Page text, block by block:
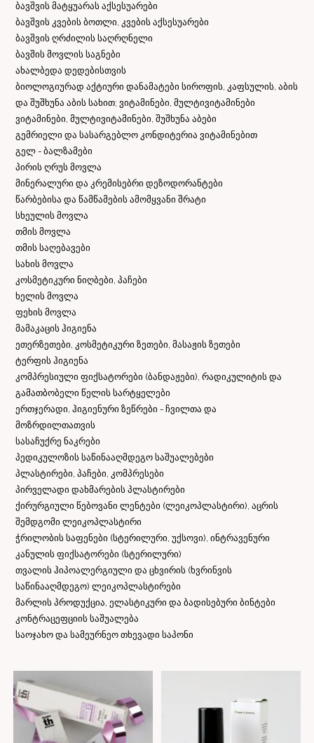
ბავშვის მატყუარას აქსესუარები
ბავშვის კვების ბოთლი, კვების აქსესუარები
ბავშვის ღრძილის საღრღნელი
ბავშის მოვლის საგნები
ახალბედა დედებისთვის
ბიოლოგიურად აქტიური დანამატები სიროფის, კაფსულის, აბის
და შუშხუნა აბის სახით; ვიტამინები, მულტივიტამინები
ვიტამინები, მულტივიტამინები, შუშხუნა აბები
გემრიელი და სასარგებლო კონდიტერია ვიტამინებით
გელ - ბალზამები
პირის ღრუს მოვლა
მინერალური და კრემისებრი დეზოდორანტები
წარბებისა და წამწამების ამომყვანი შრატი
სხეულის მოვლა
თმის მოვლა
თმის საღებავები
სახის მოვლა
კოსმეტიკური ნიღბები, პაჩები
ხელის მოვლა
ფეხის მოვლა
მამაკაცის ჰიგიენა
ეთერზეთები, კოსმეტიკური ზეთები, მასაჟის ზეთები
ტერფის ჰიგიენა
კომპრესიული ფიქსატორები (ბანდაჟები), რადიკულიტის და
გამათბობელი წელის სარტყელები
ერთჯერადი, ჰიგიენური ზეწრები - ჩვილთა და
მოზრდილთათვის
სასაჩუქრე ნაკრები
პედიკულოზის საწინააღმდეგო საშუალებები
პლასტირები, პაჩები, კომპრესები
პირველადი დახმარების პლასტირები
ქირურგიული წებოვანი ლენტები (ლეიკოპლასტირი), აცრის
შემდგომი ლეიკოპლასტირი
ჭრილობის საფენები (სტერილური, უქსოვი), ინტრავენური
კანულის ფიქსატორები (სტერილური)
თვალის ჰიპოალერგიული და ცხვირის (ხვრინვის
საწინააღმდეგო) ლეიკოპლასტირები
მარლის პროდუქცია, ელასტიკური და ბადისებური ბინტები
კონტრაცეფციის საშუალება
საოჯახო და სამეურნეო თხევადი საპონი